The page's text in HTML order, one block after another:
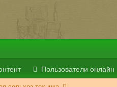
Пользователи онлайн